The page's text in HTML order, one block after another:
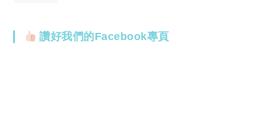
讚好我們的Facebook專頁